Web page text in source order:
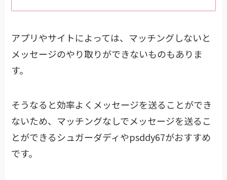
アプリやサイトによっては、マッチングしないと
メッセージのやり取りができないものもありま
す。
そうなると効率よくメッセージを送ることができ
ないため、マッチングなしでメッセージを送るこ
とができるシュガーダディやpsddy67がおすすめ
です。